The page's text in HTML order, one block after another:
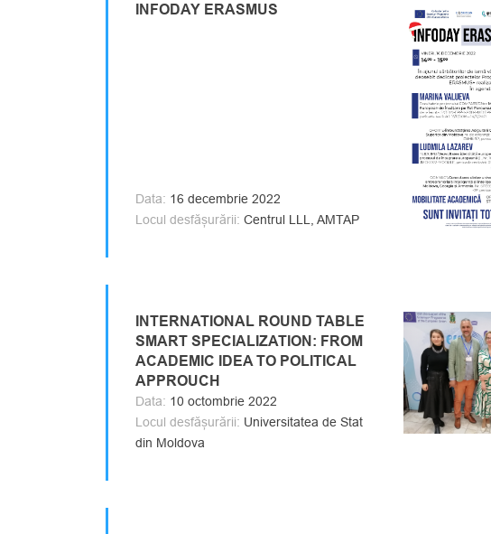
INFODAY ERASMUS
Data: 16 decembrie 2022
Locul desfășurării: Centrul LLL, AMTAP
INTERNATIONAL ROUND TABLE
SMART SPECIALIZATION: FROM
ACADEMIC IDEA TO POLITICAL
APPROUCH
Data: 10 octombrie 2022
Locul desfășurării: Universitatea de Stat
din Moldova